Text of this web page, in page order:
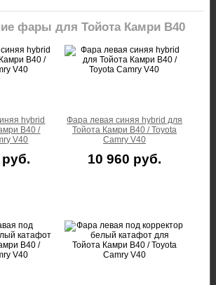
фары для Тойота Камри В40
hybrid
В40 /
V40
Фара левая синяя hybrid для
Тойота Камри В40 / Toyota
Camry V40
10 960 руб.